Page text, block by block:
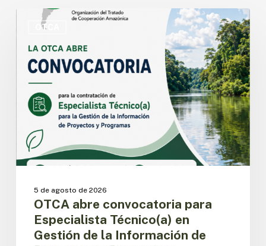
OTCA
para
Especialista
Gestión
Información
de
Programas
5 de agosto de 2026
OTCA abre convocatoria para
Especialista Técnico(a) en
Gestión de la Información de